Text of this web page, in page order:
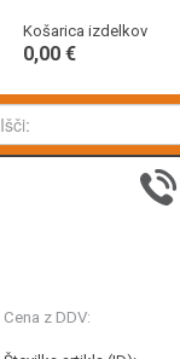
Košarica izdelkov
0,00 €
Cena z DDV: